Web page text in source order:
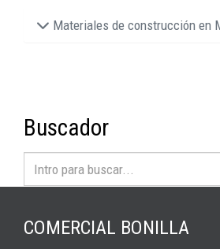
Materiales de construcción en
Buscador
COMERCIAL BONILLA